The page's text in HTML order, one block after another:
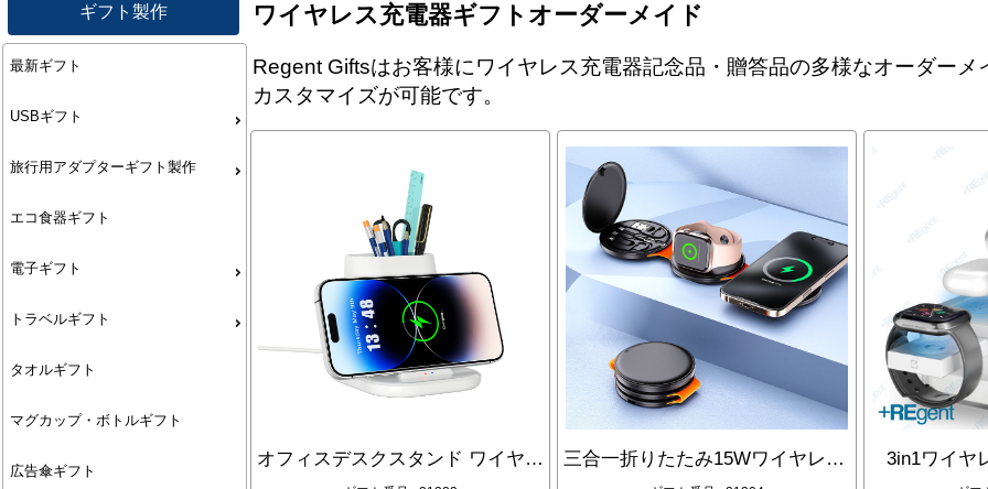
ギフト製作
最新ギフト
USBギフト
旅行用アダプターギフト製作
エコ食器ギフト
電子ギフト
トラベルギフト
タオルギフト
マグカップ・ボトルギフト
広告傘ギフト
ワイヤレス充電器ギフトオーダーメイド
Regent Giftsはお客様にワイヤレス充電器記念品・贈答品の多様なオーダー
カスタマイズが可能です。
オフィスデスクスタンド ワイヤレス充電 三合一折りたたみ15Wワイヤレス急速充電付きデータケーブル 3in1ワイヤ